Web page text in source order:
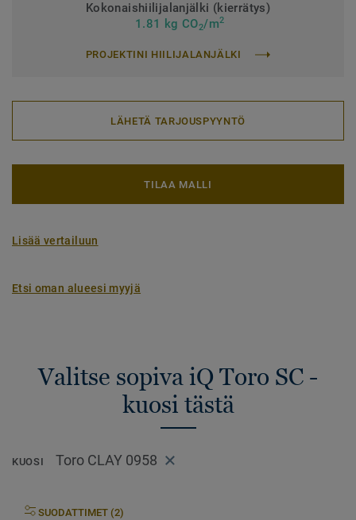
Kokonaishiilijalanjälki (kierrätys)
1.81 kg CO2/m2
PROJEKTINI HIILIJALANJÄLKI
LÄHETÄ TARJOUSPYYNTÖ
TILAA MALLI
Lisää vertailuun
Etsi oman alueesi myyjä
Valitse sopiva iQ Toro SC -
kuosi tästä
KUOSI Toro CLAY 0958
SUODATTIMET (2)